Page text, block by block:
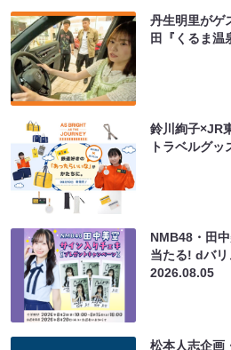
丹生明里がゲ
田『くるま
鈴川絢子×JR
トラベルグ
NMB48・田
当たる! dバ
2026.08.05
松本人志企画